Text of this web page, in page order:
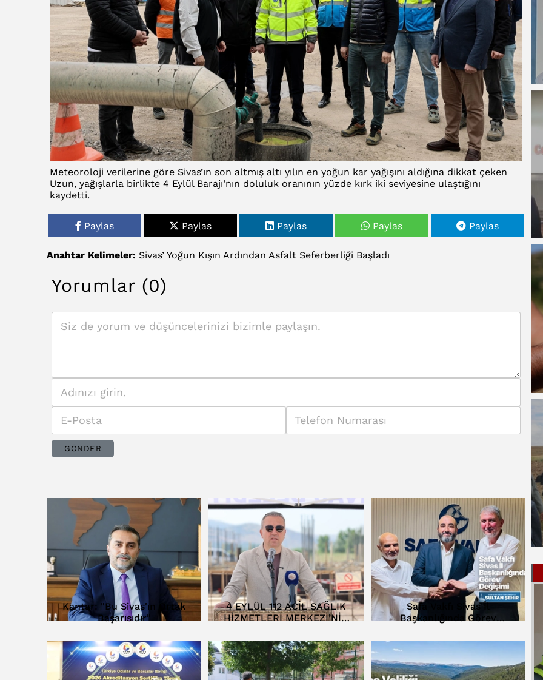
Meteoroloji verilerine göre Sivas’ın son altmış altı yılın en yoğun kar yağışını aldığına dikkat çeken
Uzun, yağışlarla birlikte 4 Eylül Barajı’nın doluluk oranının yüzde kırk iki seviyesine ulaştığını
kaydetti.
Paylas Paylas Paylas Paylas Paylas
Anahtar Kelimeler: Sivas’ Yoğun Kışın Ardından Asfalt Seferberliği Başladı
Yorumlar (0)
GÖNDER
Kantar: "Bu Sivas'ın Ortak
Başarısıdır"
4 EYLÜL 112 ACİL SAĞLIK
HİZMETLERİ MERKEZİ’NİN
Safa Vakfı Sivas İl
Başkanlığında Görev